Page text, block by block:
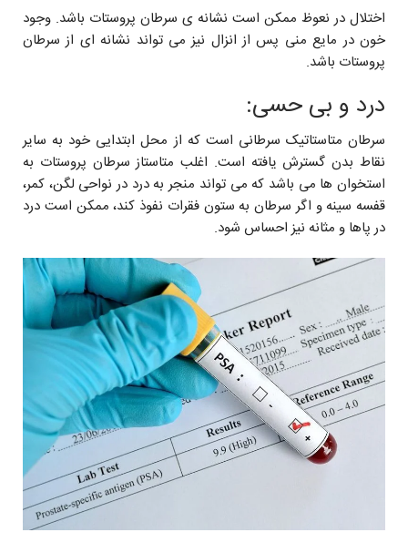
اختلال در نعوظ ممکن است نشانه ى سرطان پروستات باشد. وجود
خون در مایع منی پس از انزال نیز می تواند نشانه ای از سرطان
پروستات باشد.
درد و بی حسی:
سرطان متاستاتیک سرطانى است که از محل ابتدايى خود به سایر
نقاط بدن گسترش یافته است. اغلب متاستاز سرطان پروستات به
استخوان ها مى باشد که مى تواند منجر به درد در نواحى لگن، کمر،
قفسه سینه و اگر سرطان به ستون فقرات نفوذ کند، ممکن است درد
در پاها و مثانه نيز احساس شود.